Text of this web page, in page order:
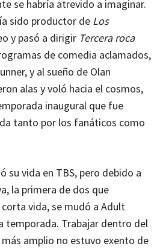
se habría atrevido a imaginar.
sido productor de Los
y pasó a dirigir Tercera roca
de comedia aclamados,
y al sueño de Olan
alas y voló hacia el cosmos,
inaugural que fue
tanto por los fanáticos como
su vida en TBS, pero debido a
la primera de dos que
vida, se mudó a Adult
temporada. Trabajar dentro del
amplio no estuvo exento de